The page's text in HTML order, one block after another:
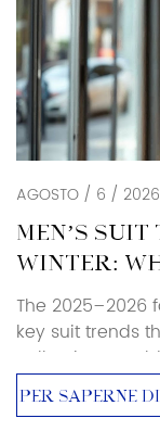
AGOSTO / 6 / 2026
MEN’S SUIT
WINTER:
KNOW
The 2025–2026
key suit trends
collections
over 25 years
breaks down
PER SAPERNE